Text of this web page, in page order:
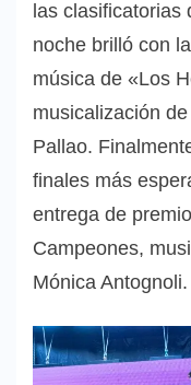
las clasificatorias
noche brilló con
música de «Los
musicalización
Pallao.
finales más
entrega de
Campeones,
Mónica Antognoli.